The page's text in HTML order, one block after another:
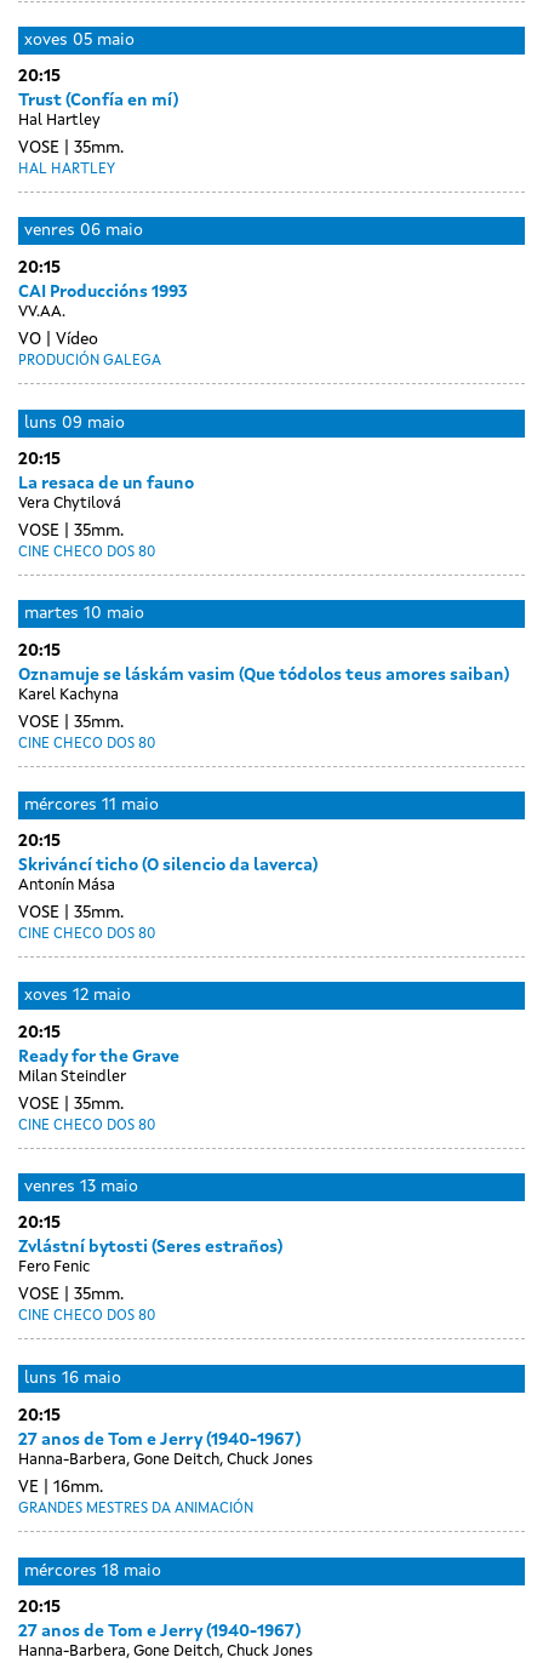
xoves 05 maio
20:15
Trust (Confía en mí)
Hal Hartley
VOSE 35mm.
HAL HARTLEY
venres 06 maio
20:15
CAI Produccións 1993
VV.AA.
VO Vídeo
PRODUCIÓN GALEGA
sábado
07
maio
Day
without
sessions
luns 09 maio
20:15
La resaca de un fauno
Vera Chytilová
VOSE 35mm.
CINE CHECO DOS 80
martes 10 maio
20:15
Oznamuje se láskám vasim (Que tódolos teus amores saiban)
Karel Kachyna
VOSE 35mm.
CINE CHECO DOS 80
mércores 11 maio
20:15
Skriváncí ticho (O silencio da laverca)
Antonín Mása
VOSE 35mm.
CINE CHECO DOS 80
xoves 12 maio
20:15
Ready for the Grave
Milan Steindler
VOSE 35mm.
CINE CHECO DOS 80
venres 13 maio
20:15
Zvlástní bytosti (Seres estraños)
Fero Fenic
VOSE 35mm.
CINE CHECO DOS 80
sábado
maio
Day
without
sessions
luns 16 maio
20:15
27 anos de Tom e Jerry (1940-1967)
Hanna-Barbera, Gone Deitch, Chuck Jones
VE 16mm.
GRANDES MESTRES DA ANIMACIÓN
martes
17
maio
Day
without
sessions
mércores 18 maio
20:15
27 anos de Tom e Jerry (1940-1967)
Hanna-Barbera, Gone Deitch, Chuck Jones